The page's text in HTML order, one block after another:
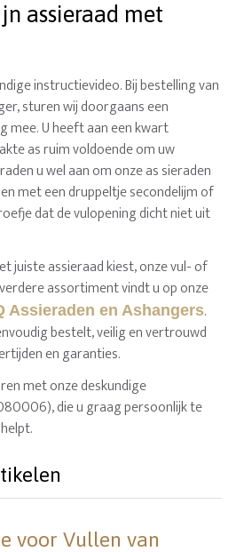
assieraad met
instructievideo. Bij bestelling van
sturen wij doorgaans een
mee. U heeft aan een kwart
as ruim voldoende om uw
u wel aan om onze as sieraden
met een druppeltje secondelijm of
dat de vulopening dicht niet uit
juiste assieraad kiest, onze vul- of
assortiment vindt u op onze
Assieraden en Ashangers.
bestelt, veilig en vertrouwd
en garanties.
met onze deskundige
die u graag persoonlijk te
voor Vullen van